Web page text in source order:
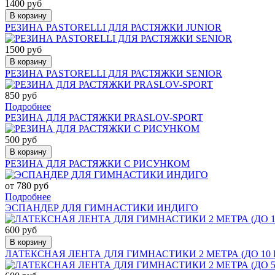
1400 руб
В корзину
РЕЗИНА PASTORELLI ДЛЯ РАСТЯЖКИ JUNIOR
1500 руб
В корзину
РЕЗИНА PASTORELLI ДЛЯ РАСТЯЖКИ SENIOR
850 руб
Подробнее
РЕЗИНА ДЛЯ РАСТЯЖКИ PRASLOV-SPORT
500 руб
В корзину
РЕЗИНА ДЛЯ РАСТЯЖКИ С РИСУНКОМ
от 780 руб
Подробнее
ЭСПАНДЕР ДЛЯ ГИМНАСТИКИ ИНДИГО
600 руб
В корзину
ЛАТЕКСНАЯ ЛЕНТА ДЛЯ ГИМНАСТИКИ 2 МЕТРА (ДО 10